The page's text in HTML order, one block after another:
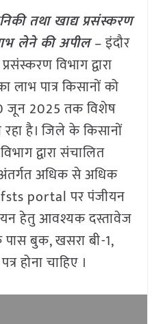
तथा खाद्य प्रसंस्करण
लेने की अपील– इंदौर
विभाग द्वारा
पात्र किसानों को
जून 2025 तक विशेष
है। जिले के किसानों
द्वारा संचालित
अधिक से अधिक
portal पर पंजीयन
हेतु आवश्यक दस्तावेज
बुक, खसरा बी-1,
होना चाहिए ।